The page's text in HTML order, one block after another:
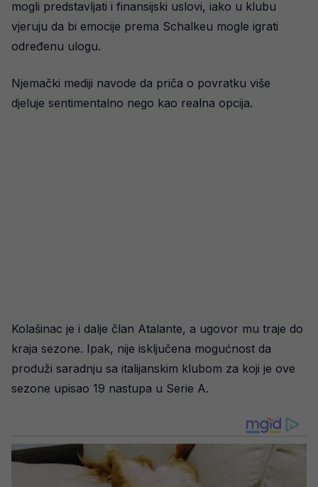
mogli predstavljati i finansijski uslovi, iako u klubu
vjeruju da bi emocije prema Schalkeu mogle igrati
određenu ulogu.
Njemački mediji navode da priča o povratku više
djeluje sentimentalno nego kao realna opcija.
Kolašinac je i dalje član Atalante, a ugovor mu traje do
kraja sezone. Ipak, nije isključena mogućnost da
produži saradnju sa italijanskim klubom za koji je ove
sezone upisao 19 nastupa u Serie A.